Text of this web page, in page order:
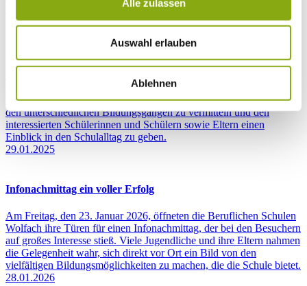
Alle zulassen
Auswahl erlauben
Ablehnen
Infoabend an den BSW
Wolfach der alljährliche Infoabend statt, der zahlreiche Interessierte
anzog. Ziel der Veranstaltung war es, umfassende Informationen zu
den unterschiedlichen Bildungsgängen zu vermitteln und den
interessierten Schülerinnen und Schülern sowie Eltern einen
Einblick in den Schulalltag zu geben.
29.01.2025
Infonachmittag ein voller Erfolg
Am Freitag, den 23. Januar 2026, öffneten die Beruflichen Schulen
Wolfach ihre Türen für einen Infonachmittag, der bei den Besuchern
auf großes Interesse stieß. Viele Jugendliche und ihre Eltern nahmen
die Gelegenheit wahr, sich direkt vor Ort ein Bild von den
vielfältigen Bildungsmöglichkeiten zu machen, die die Schule bietet.
28.01.2026